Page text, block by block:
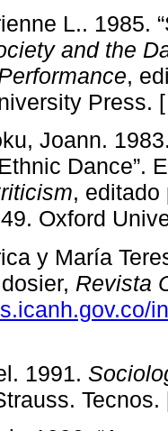
L.. 1985.
and the
,
Press.
Joann.
Dance”.
, editado
Oxford
y María
Revista
1991.